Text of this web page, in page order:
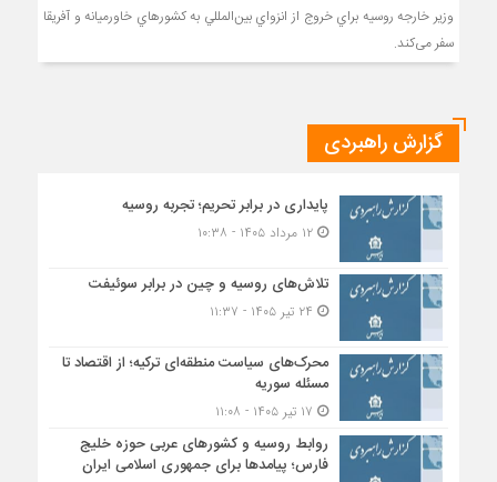
وزير خارجه روسيه براي خروج از انزواي بين‌المللي به كشورهاي خاورميانه و آفريقا
سفر می‌كند.
گزارش راهبردی
پایداری در برابر تحریم؛ تجربه روسیه
۱۲ مرداد ۱۴۰۵ - ۱۰:۳۸
تلاش‌های روسیه و چین در برابر سوئیفت
محرک‌های سیاست منطقه‌‎ای ترکیه؛ از اقتصاد تا
مسئله سوریه
روابط روسیه و کشورهای عربی حوزه خلیج
فارس؛ پیامدها برای جمهوری اسلامی ایران